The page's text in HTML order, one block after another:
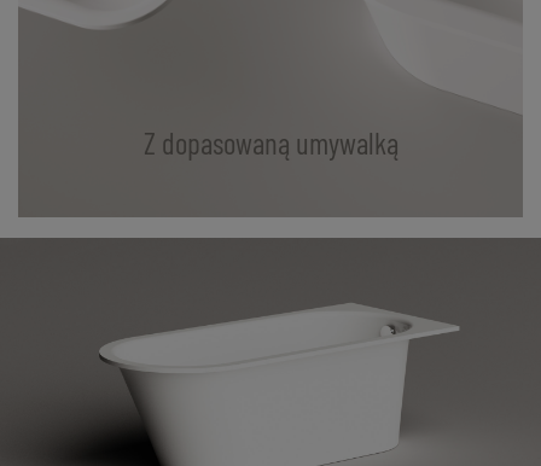
Z dopasowaną umywalką